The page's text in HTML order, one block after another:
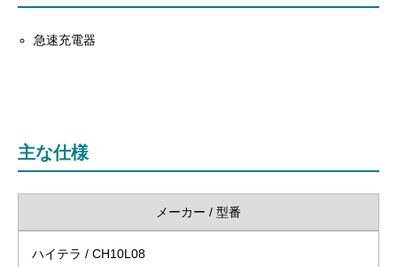
急速充電器
主な仕様
メーカー / 型番
ハイテラ / CH10L08